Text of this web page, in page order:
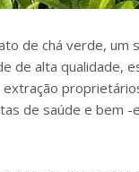
de chá verde,
de alta
de saúde e bem -